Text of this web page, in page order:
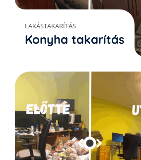
LAKÁSTAKARÍTÁS
Konyha takarítás